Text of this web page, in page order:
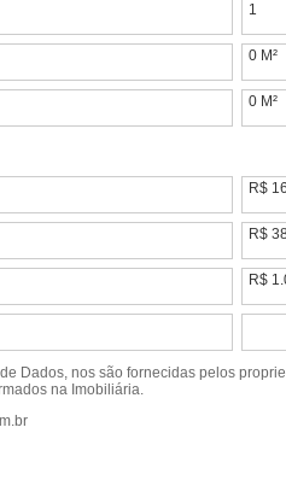
1
0 M²
0 M²
R$
R$
R$
Dados, nos são fornecidas pelos
na Imobiliária.